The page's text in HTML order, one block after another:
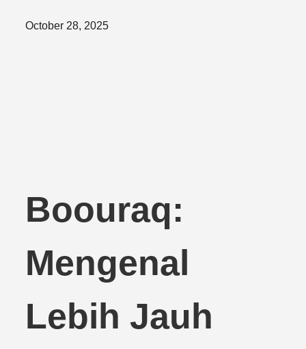
Posted
October 28, 2025
Boouraq:
Mengenal
Lebih Jauh